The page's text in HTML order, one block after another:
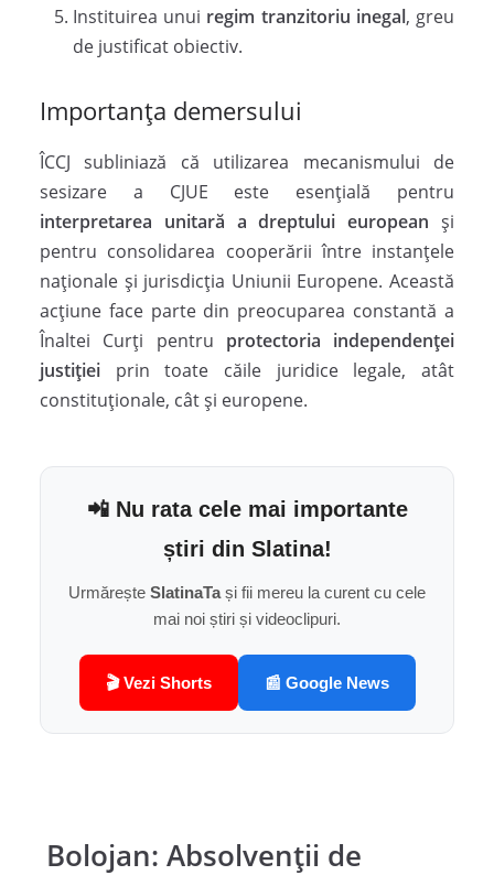
Instituirea unui regim tranzitoriu inegal, greu
de justificat obiectiv.
Importanța demersului
ÎCCJ subliniază că utilizarea mecanismului de
sesizare a CJUE este esențială pentru
interpretarea unitară a dreptului european și
pentru consolidarea cooperării între instanțele
naționale și jurisdicția Uniunii Europene. Această
acțiune face parte din preocuparea constantă a
Înaltei Curți pentru protectoria independenței
justiției prin toate căile juridice legale, atât
constituționale, cât și europene.
📲 Nu rata cele mai importante
știri din Slatina!
Urmărește SlatinaTași fii mereu la curent cu cele
mai noi știri și videoclipuri.
🎬 Vezi Shorts 📰 Google News
Bolojan: Absolvenţii de